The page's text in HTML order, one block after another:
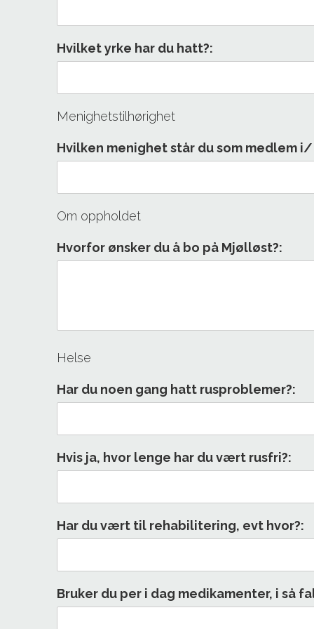
Hvilket yrke har du hatt?:
Menighetstilhørighet
Hvilken menighet står du som medlem
Om oppholdet
Hvorfor ønsker du å bo på Mjølløst?:
Helse
Har du noen gang hatt rusproblemer?:
Hvis ja, hvor lenge har du vært rusfri?:
Har du vært til rehabilitering, evt hvor?:
Bruker du per i dag medikamenter, i så